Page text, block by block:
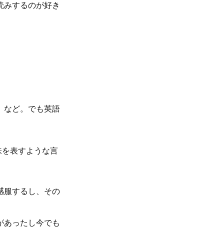
みするのが好き
など。でも英語
表すような言
服するし、その
あったし今でも